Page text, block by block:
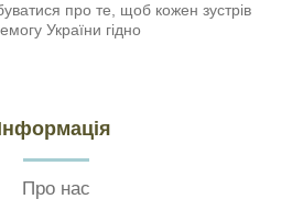
про те, щоб кожен зустрів
України гідно
Про нас